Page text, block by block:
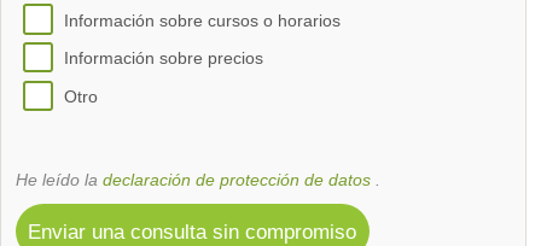
Información sobre cursos o horarios
Información sobre precios
Otro
He leído la declaración de protección de datos
Enviar una consulta sin compromiso